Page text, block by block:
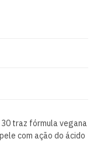
30 traz fórmula vegana
com ação do ácido